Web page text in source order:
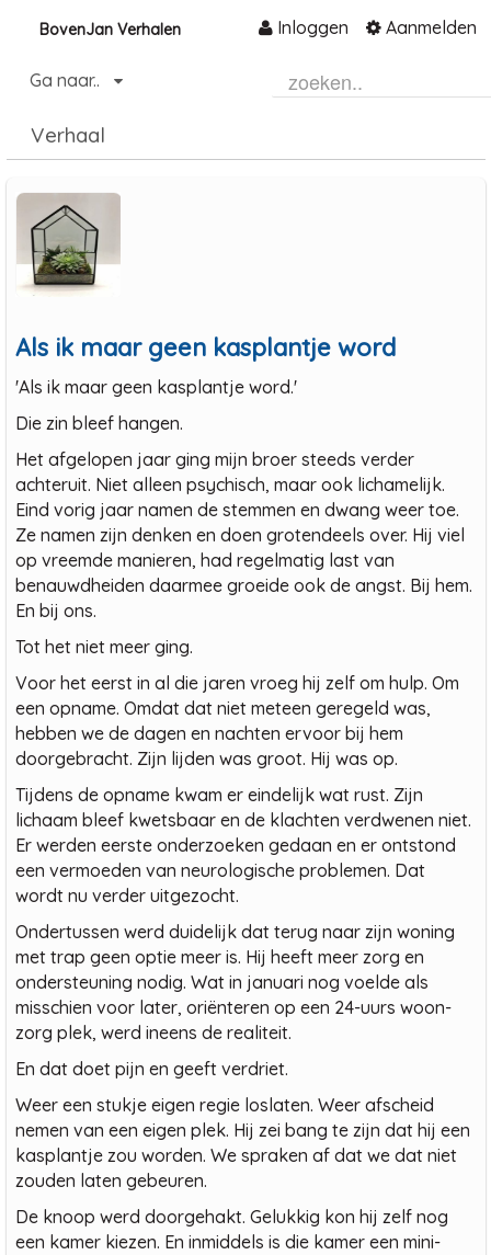
Naar content
Inloggen Aanmelden
BovenJan Verhalen
Home
Community
Hulp en ondersteuning
Over ons platform
Ga naar..
Verhaal
Als ik maar geen kasplantje word
'Als ik maar geen kasplantje word.'
Die zin bleef hangen.
Het afgelopen jaar ging mijn broer steeds verder
achteruit. Niet alleen psychisch, maar ook lichamelijk.
Eind vorig jaar namen de stemmen en dwang weer toe.
Ze namen zijn denken en doen grotendeels over. Hij viel
op vreemde manieren, had regelmatig last van
benauwdheiden daarmee groeide ook de angst. Bij hem.
En bij ons.
Tot het niet meer ging.
Voor het eerst in al die jaren vroeg hij zelf om hulp. Om
een opname. Omdat dat niet meteen geregeld was,
hebben we de dagen en nachten ervoor bij hem
doorgebracht. Zijn lijden was groot. Hij was op.
Tijdens de opname kwam er eindelijk wat rust. Zijn
lichaam bleef kwetsbaar en de klachten verdwenen niet.
Er werden eerste onderzoeken gedaan en er ontstond
een vermoeden van neurologische problemen. Dat
wordt nu verder uitgezocht.
Ondertussen werd duidelijk dat terug naar zijn woning
met trap geen optie meer is. Hij heeft meer zorg en
ondersteuning nodig. Wat in januari nog voelde als
misschien voor later, oriënteren op een 24-uurs woon-
zorg plek, werd ineens de realiteit.
En dat doet pijn en geeft verdriet.
Weer een stukje eigen regie loslaten. Weer afscheid
nemen van een eigen plek. Hij zei bang te zijn dat hij een
kasplantje zou worden. We spraken af dat we dat niet
zouden laten gebeuren.
De knoop werd doorgehakt. Gelukkig kon hij zelf nog
een kamer kiezen. En inmiddels is die kamer een mini-